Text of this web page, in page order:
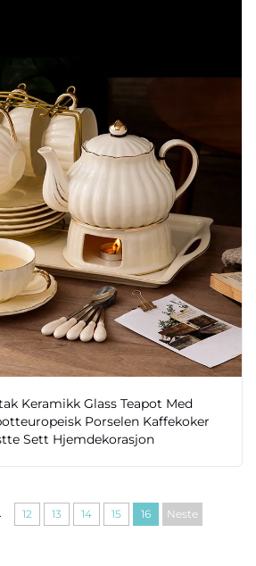
Keramikk Glass Teapot Med
Porselen Kaffekoker
Sett Hjemdekorasjon
12 13 14 15 16 Neste